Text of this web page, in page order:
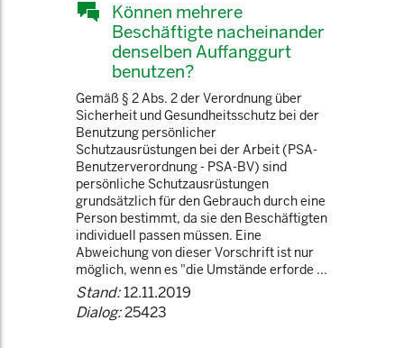
Können mehrere
Beschäftigte nacheinander
denselben Auffanggurt
benutzen?
Gemäß § 2 Abs. 2 der Verordnung über
Sicherheit und Gesundheitsschutz bei der
Benutzung persönlicher
Schutzausrüstungen bei der Arbeit (PSA-
Benutzerverordnung - PSA-BV) sind
persönliche Schutzausrüstungen
grundsätzlich für den Gebrauch durch eine
Person bestimmt, da sie den Beschäftigten
individuell passen müssen. Eine
Abweichung von dieser Vorschrift ist nur
möglich, wenn es "die Umstände erforde ...
Stand:12.11.2019
Dialog:25423